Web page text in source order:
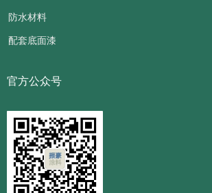
防水材料
配套底面漆
官方公众号